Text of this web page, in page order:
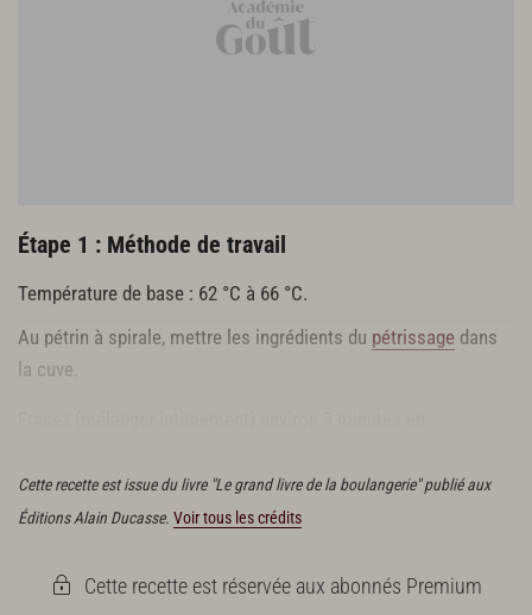
Étape 1 : Méthode de travail
Température de base : 62 °C à 66 °C.
Au pétrin à spirale, mettre les ingrédients du pétrissage dans
la cuve.
Cette recette est issue du livre "Le grand livre de la boulangerie" publié aux
Éditions Alain Ducasse. Voir tous les crédits
Cette recette est réservée aux abonnés Premium